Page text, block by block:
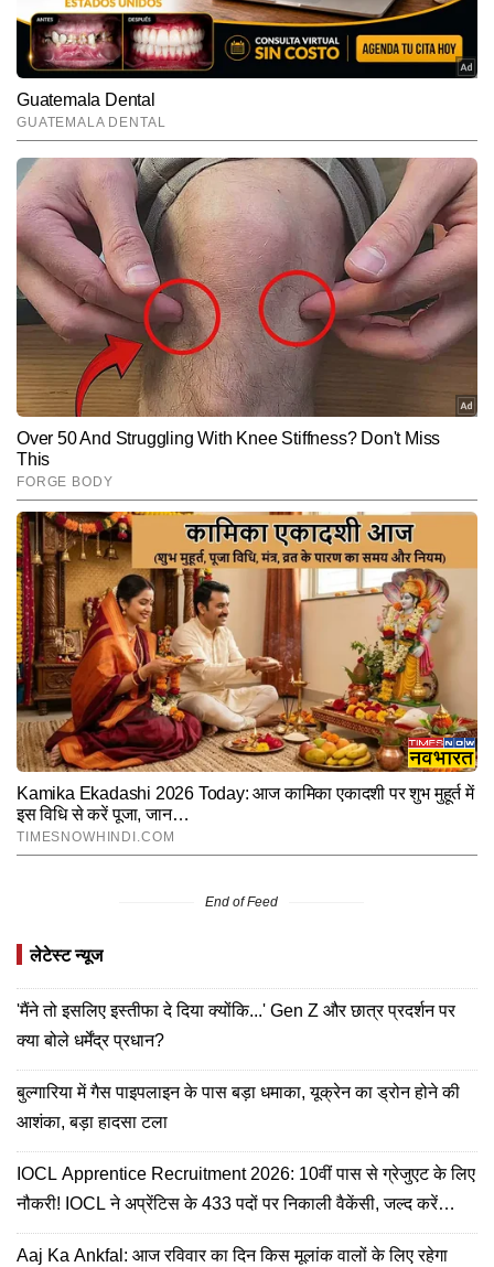
End of Feed
लेटेस्ट न्यूज
'मैंने तो इसलिए इस्तीफा दे दिया क्योंकि...' Gen Z और छात्र प्रदर्शन पर
क्या बोले धर्मेंद्र प्रधान?
बुल्गारिया में गैस पाइपलाइन के पास बड़ा धमाका, यूक्रेन का ड्रोन होने की
आशंका, बड़ा हादसा टला
IOCL Apprentice Recruitment 2026: 10वीं पास से ग्रेजुएट के लिए
नौकरी! IOCL ने अप्रेंटिस के 433 पदों पर निकाली वैकेंसी, जल्द करें
अप्लाई
Aaj Ka Ankfal: आज रविवार का दिन किस मूलांक वालों के लिए रहेगा